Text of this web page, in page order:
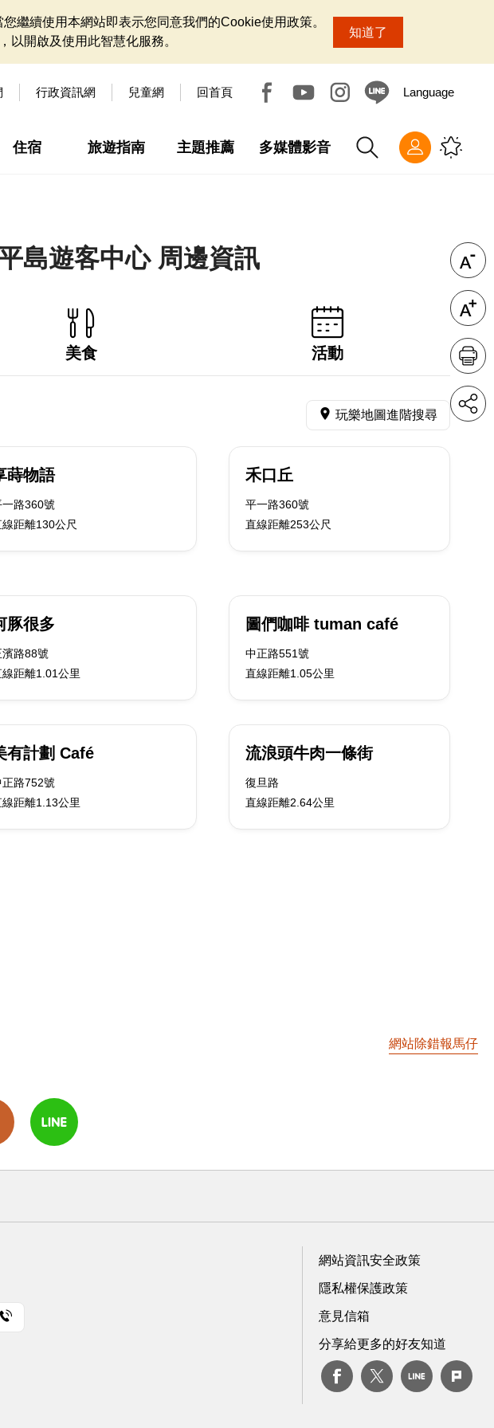
繼續使用本網站即表示您同意我們的Cookie使用政策。
以開啟及使用此智慧化服務。
知道了
行政資訊網 兒童網 回首頁 Language
住宿 旅遊指南 主題推薦 多媒體影音
島遊客中心 周邊資訊
美食 活動
玩樂地圖進階搜尋
蒔物語
一路360號
線距離130公尺
禾口丘
平一路360號
直線距離253公尺
豚很多
濱路88號
線距離1.01公里
圖們咖啡 tuman café
中正路551號
直線距離1.05公里
有計劃 Café
正路752號
線距離1.13公里
流浪頭牛肉一條街
復旦路
直線距離2.64公里
網站除錯報馬仔
網站資訊安全政策
隱私權保護政策
意見信箱
分享給更多的好友知道